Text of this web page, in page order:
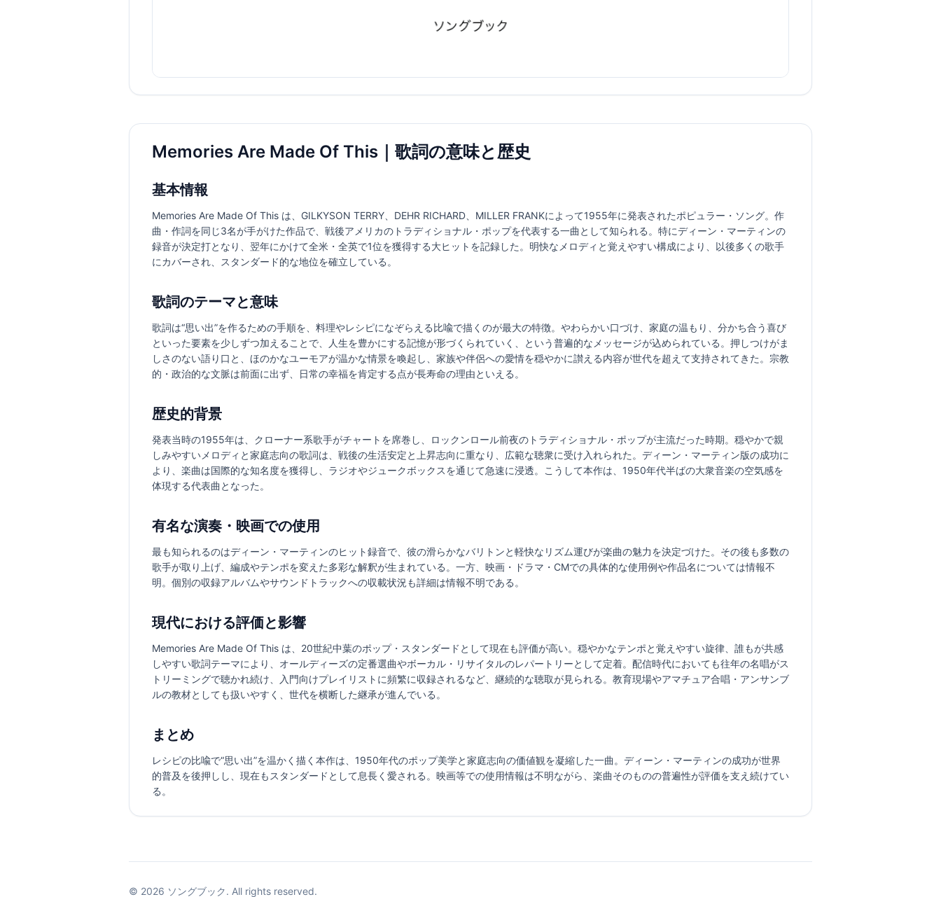
Memories Are Made Of This｜歌詞の意味と歴史
基本情報
Memories Are Made Of This は、GILKYSON TERRY、DEHR RICHARD、MILLER FRANKによって1955年に発表されたポピュラー・ソング。作
曲・作詞を同じ3名が手がけた作品で、戦後アメリカのトラディショナル・ポップを代表する一曲として知られる。特にディーン・マーティンの
録音が決定打となり、翌年にかけて全米・全英で1位を獲得する大ヒットを記録した。明快なメロディと覚えやすい構成により、以後多くの歌手
にカバーされ、スタンダード的な地位を確立している。
歌詞のテーマと意味
歌詞は“思い出”を作るための手順を、料理やレシピになぞらえる比喩で描くのが最大の特徴。やわらかい口づけ、家庭の温もり、分かち合う喜び
といった要素を少しずつ加えることで、人生を豊かにする記憶が形づくられていく、という普遍的なメッセージが込められている。押しつけがま
しさのない語り口と、ほのかなユーモアが温かな情景を喚起し、家族や伴侶への愛情を穏やかに讃える内容が世代を超えて支持されてきた。宗教
的・政治的な文脈は前面に出ず、日常の幸福を肯定する点が長寿命の理由といえる。
歴史的背景
発表当時の1955年は、クローナー系歌手がチャートを席巻し、ロックンロール前夜のトラディショナル・ポップが主流だった時期。穏やかで親
しみやすいメロディと家庭志向の歌詞は、戦後の生活安定と上昇志向に重なり、広範な聴衆に受け入れられた。ディーン・マーティン版の成功に
より、楽曲は国際的な知名度を獲得し、ラジオやジュークボックスを通じて急速に浸透。こうして本作は、1950年代半ばの大衆音楽の空気感を
体現する代表曲となった。
有名な演奏・映画での使用
最も知られるのはディーン・マーティンのヒット録音で、彼の滑らかなバリトンと軽快なリズム運びが楽曲の魅力を決定づけた。その後も多数の
歌手が取り上げ、編成やテンポを変えた多彩な解釈が生まれている。一方、映画・ドラマ・CMでの具体的な使用例や作品名については情報不
明。個別の収録アルバムやサウンドトラックへの収載状況も詳細は情報不明である。
現代における評価と影響
Memories Are Made Of This は、20世紀中葉のポップ・スタンダードとして現在も評価が高い。穏やかなテンポと覚えやすい旋律、誰もが共感
しやすい歌詞テーマにより、オールディーズの定番選曲やボーカル・リサイタルのレパートリーとして定着。配信時代においても往年の名唱がス
トリーミングで聴かれ続け、入門向けプレイリストに頻繁に収録されるなど、継続的な聴取が見られる。教育現場やアマチュア合唱・アンサンブ
ルの教材としても扱いやすく、世代を横断した継承が進んでいる。
まとめ
レシピの比喩で“思い出”を温かく描く本作は、1950年代のポップ美学と家庭志向の価値観を凝縮した一曲。ディーン・マーティンの成功が世界
的普及を後押しし、現在もスタンダードとして息長く愛される。映画等での使用情報は不明ながら、楽曲そのものの普遍性が評価を支え続けてい
る。
© 2026 ソングブック. All rights reserved.